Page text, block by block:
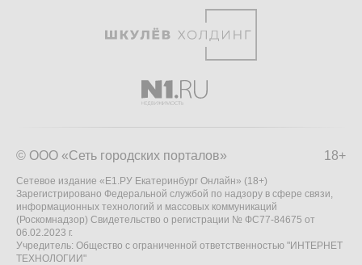
18+
© ООО «Сеть городских порталов»
Сетевое издание «Е1.РУ Екатеринбург Онлайн» (18+)
Зарегистрировано Федеральной службой по надзору в сфере связи,
информационных технологий и массовых коммуникаций
(Роскомнадзор) Свидетельство о регистрации № ФС77-84675 от
06.02.2023 г.
Учредитель: Общество с ограниченной ответственностью "ИНТЕРНЕТ
ТЕХНОЛОГИИ"